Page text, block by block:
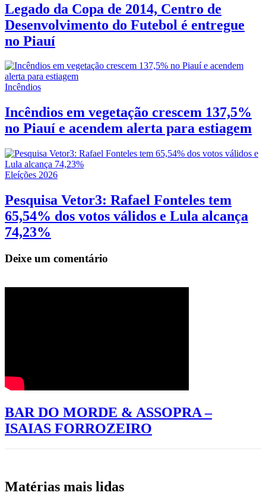
Legado da Copa de 2014, Centro de
Desenvolvimento do Futebol é entregue
no Piauí
Incêndios
Incêndios em vegetação crescem 137,5%
no Piauí e acendem alerta para estiagem
Eleíções 2026
Pesquisa Vetor3: Rafael Fonteles tem
65,54% dos votos válidos e Lula alcança
74,23%
Deixe um comentário
BAR DO MORDE & ASSOPRA –
ISAIAS FORROZEIRO
Matérias mais lidas